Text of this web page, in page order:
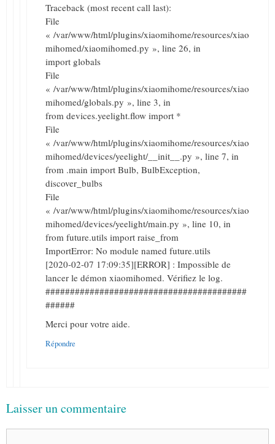
Traceback (most recent call last):
File
« /var/www/html/plugins/xiaomihome/resources/xiao
mihomed/xiaomihomed.py », line 26, in
import globals
File
« /var/www/html/plugins/xiaomihome/resources/xiao
mihomed/globals.py », line 3, in
from devices.yeelight.flow import *
File
« /var/www/html/plugins/xiaomihome/resources/xiao
mihomed/devices/yeelight/__init__.py », line 7, in
from .main import Bulb, BulbException,
discover_bulbs
File
« /var/www/html/plugins/xiaomihome/resources/xiao
mihomed/devices/yeelight/main.py », line 10, in
from future.utils import raise_from
ImportError: No module named future.utils
[2020-02-07 17:09:35][ERROR] : Impossible de
lancer le démon xiaomihomed. Vérifiez le log.
#########################################
######
Merci pour votre aide.
Répondre
Laisser un commentaire